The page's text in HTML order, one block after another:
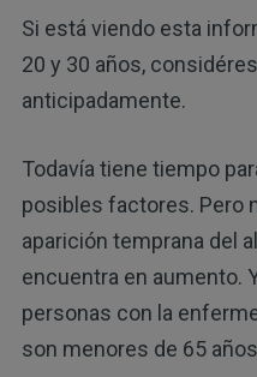
Si está viendo esta
20 y 30 años,
anticipadamente.
Todavía tiene tiempo
posibles factores. Pero
aparición temprana del
encuentra en aumento.
personas con la
son menores de 65